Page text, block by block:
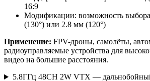
16:9
Модификации: возможность
(130°) или 2.8 мм (120°)
Применение: FPV-дроны, самолёты,
радиоуправляемые устройства для
видео на большие расстояния.
5.8ГГц 48CH 2W VTX —